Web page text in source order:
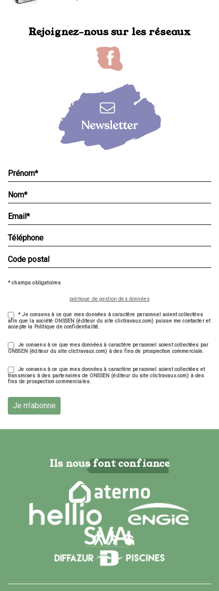
Rejoignez-nous sur les réseaux
* champs obligatoires
politique de gestion des données
* Je consens à ce que mes données à caractère personnel soient collectées
afin que la société ONSSEN (éditeur du site clictravaux.com) puisse me contacter et
accepte la Politique de confidentialité.
Je consens à ce que mes données à caractère personnel soient collectées par
ONSSEN (éditeur du site clictravaux.com) à des fins de prospection commerciale.
Je consens à ce que mes données à caractère personnel soient collectées et
transmises à des partenaires de ONSSEN (éditeur du site clictravaux.com) à des
fins de prospection commerciales.
Je m'abonne
Ils nous font confiance